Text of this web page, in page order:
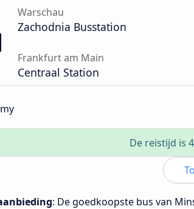
Warschau
Zachodnia Busstation
Frankfurt am Main
Centraal Station
De reistijd is
: De goedkoopste bus van